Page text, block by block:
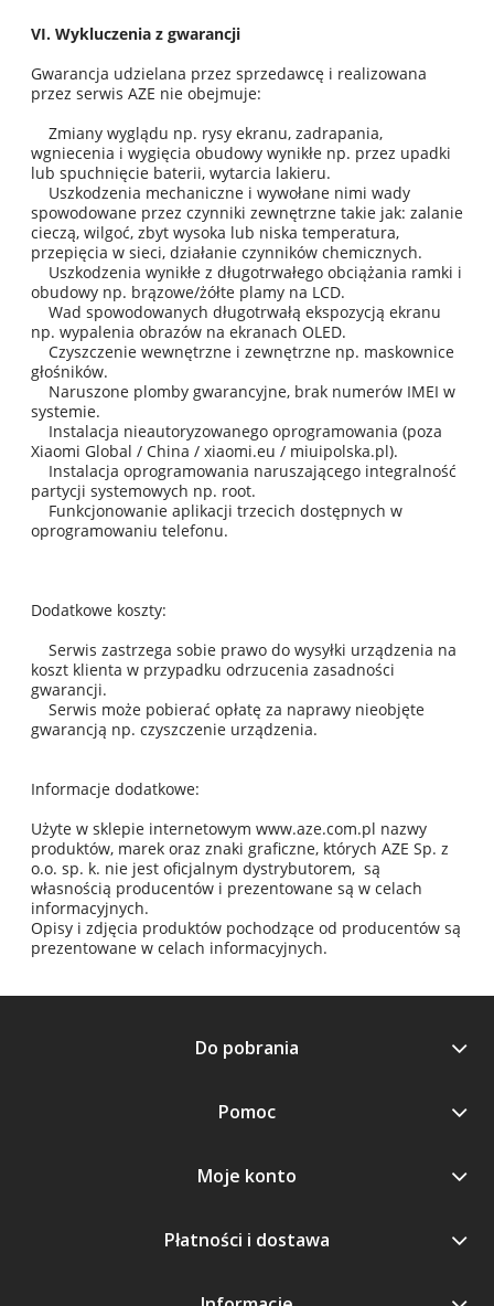
VI. Wykluczenia z gwarancji
Gwarancja udzielana przez sprzedawcę i realizowana
przez serwis AZE nie obejmuje:
Zmiany wyglądu np. rysy ekranu, zadrapania,
wgniecenia i wygięcia obudowy wynikłe np. przez upadki
lub spuchnięcie baterii, wytarcia lakieru.
Uszkodzenia mechaniczne i wywołane nimi wady
spowodowane przez czynniki zewnętrzne takie jak: zalanie
cieczą, wilgoć, zbyt wysoka lub niska temperatura,
przepięcia w sieci, działanie czynników chemicznych.
Uszkodzenia wynikłe z długotrwałego obciążania ramki i
obudowy np. brązowe/żółte plamy na LCD.
Wad spowodowanych długotrwałą ekspozycją ekranu
np. wypalenia obrazów na ekranach OLED.
Czyszczenie wewnętrzne i zewnętrzne np. maskownice
głośników.
Naruszone plomby gwarancyjne, brak numerów IMEI w
systemie.
Instalacja nieautoryzowanego oprogramowania (poza
Xiaomi Global / China / xiaomi.eu / miuipolska.pl).
Instalacja oprogramowania naruszającego integralność
partycji systemowych np. root.
Funkcjonowanie aplikacji trzecich dostępnych w
oprogramowaniu telefonu.
Dodatkowe koszty:
Serwis zastrzega sobie prawo do wysyłki urządzenia na
koszt klienta w przypadku odrzucenia zasadności
gwarancji.
Serwis może pobierać opłatę za naprawy nieobjęte
gwarancją np. czyszczenie urządzenia.
Informacje dodatkowe:
Użyte w sklepie internetowym www.aze.com.pl nazwy
produktów, marek oraz znaki graficzne, których AZE Sp. z
o.o. sp. k. nie jest oficjalnym dystrybutorem, są
własnością producentów i prezentowane są w celach
informacyjnych.
Opisy i zdjęcia produktów pochodzące od producentów są
prezentowane w celach informacyjnych.
Do pobrania
Pomoc
Moje konto
Płatności i dostawa